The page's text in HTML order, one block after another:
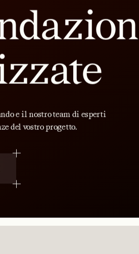
e il nostro team di esperti
del vostro progetto.